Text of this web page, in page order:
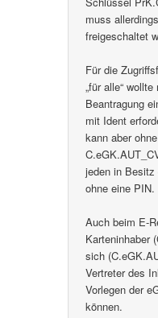
muss
freigeschaltet
Für die
„für alle“
Beantragung
mit Ident
kann aber
jeden in Besitz
ohne eine PIN.
Auch beim E-
Karteninhaber
sich
Vertreter des
Vorlegen der
können.